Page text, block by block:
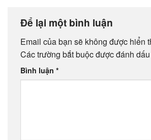
Để lại một bình luận
Email của bạn sẽ không được hiển
Các trường bắt buộc được đánh dấu
Bình luận *